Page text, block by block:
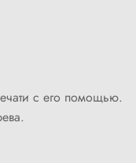
с его помощью.